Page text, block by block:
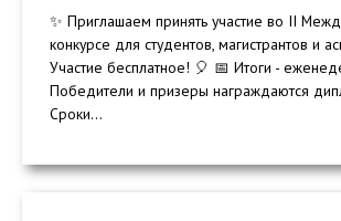
✨ Приглашаем принять участие во II
конкурсе для студентов, магистрантов и
Участие бесплатное! 🎈 📅 Итоги -
Победители и призеры награждаются
Сроки...